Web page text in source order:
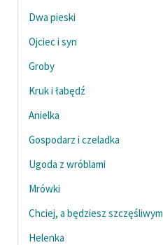
Dwa pieski
Ojciec i syn
Groby
Kruk i łabędź
Anielka
Gospodarz i czeladka
Ugoda z wróblami
Mrówki
Chciej, a będziesz szczęśliwym
Helenka